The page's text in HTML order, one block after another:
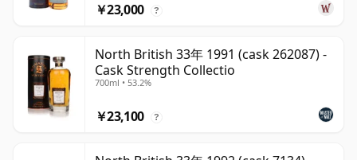
￥23,000 ?
North British 33年 1991 (cask 262087) -
Cask Strength Collectio
700ml • 53.2%
￥23,100 ?